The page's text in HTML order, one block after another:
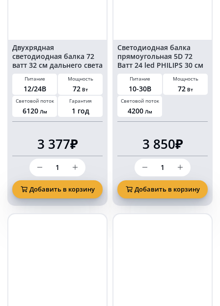
Двухрядная
светодиодная балка 72
ватт 32 см дальнего света
KARAVAN-BL121272S
Питание
12/24В
Мощность
72 Вт
Световой поток
6120 Лм
Гарантия
1 год
3 377₽
Количество
товара
Двухрядная
светодиодная
балка
72
ватт
Добавить в корзину
Светодиодная балка
прямоугольная 5D 72
Ватт 24 led PHILIPS 30 см
КОМБО KARAVAN
Питание
10-30В
Мощность
72 Вт
Световой поток
4200 Лм
3 850₽
Количество
товара
Светодиодная
балка
прямоугольная
5D
72
Добавить в корзину